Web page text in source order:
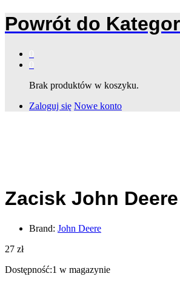
Powrót do
Brak produktów w koszyku.
Zaloguj się Nowe konto
Zacisk John
Brand: John Deere
27 zł
Dostępność:1 w magazynie